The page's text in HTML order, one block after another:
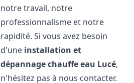
notre travail, notre
professionnalisme et notre
rapidité. Si vous avez besoin
d'une installation et
dépannage chauffe eau Lucé,
n'hésitez pas à nous contacter.